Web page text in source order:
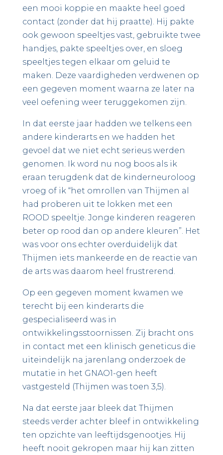
een mooi koppie en maakte heel goed
contact (zonder dat hij praatte). Hij pakte
ook gewoon speeltjes vast, gebruikte twee
handjes, pakte speeltjes over, en sloeg
speeltjes tegen elkaar om geluid te
maken. Deze vaardigheden verdwenen op
een gegeven moment waarna ze later na
veel oefening weer teruggekomen zijn.
In dat eerste jaar hadden we telkens een
andere kinderarts en we hadden het
gevoel dat we niet echt serieus werden
genomen. Ik word nu nog boos als ik
eraan terugdenk dat de kinderneuroloog
vroeg of ik “het omrollen van Thijmen al
had proberen uit te lokken met een
ROOD speeltje. Jonge kinderen reageren
beter op rood dan op andere kleuren”. Het
was voor ons echter overduidelijk dat
Thijmen iets mankeerde en de reactie van
de arts was daarom heel frustrerend.
Op een gegeven moment kwamen we
terecht bij een kinderarts die
gespecialiseerd was in
ontwikkelingsstoornissen. Zij bracht ons
in contact met een klinisch geneticus die
uiteindelijk na jarenlang onderzoek de
mutatie in het GNAO1-gen heeft
vastgesteld (Thijmen was toen 3,5).
Na dat eerste jaar bleek dat Thijmen
steeds verder achter bleef in ontwikkeling
ten opzichte van leeftijdsgenootjes. Hij
heeft nooit gekropen maar hij kan zitten